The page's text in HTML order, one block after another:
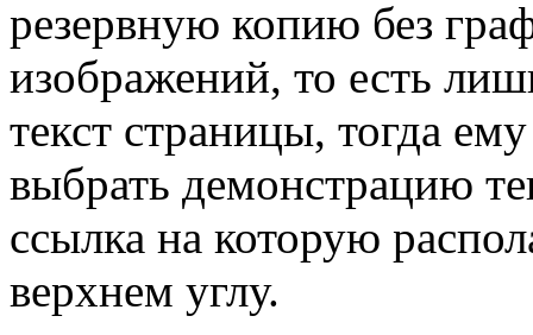
резервную копию без
изображений, то есть
текст страницы, тогда
выбрать демонстрацию
ссылка на которую
верхнем углу.